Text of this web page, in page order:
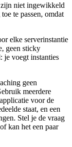
niet ingewikkeld
te passen, omdat
elke serverinstantie
geen sticky
je voegt instanties
geen
meerdere
voor de
staat, en een
Stel je de vraag
kan het een paar